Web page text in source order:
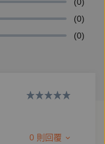
實未必是事實
實不等於事實
(0)
(0)
0 則回覆